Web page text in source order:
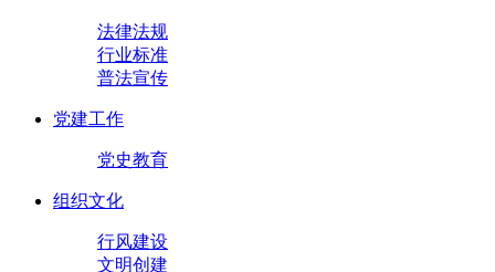
法律法规
行业标准
普法宣传
党建工作
党史教育
组织文化
行风建设
文明创建